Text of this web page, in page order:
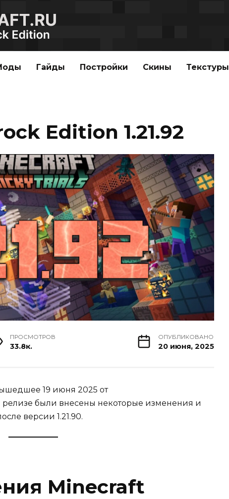
Гайды Постройки Скины Текстуры
Edition 1.21.92
ПРОСМОТРОВ
33.8к.
ОПУБЛИКОВАНО
20 июня, 2025
19 июня 2025 от
релизе были внесены некоторые изменения и
версии 1.21.90.
Minecraft